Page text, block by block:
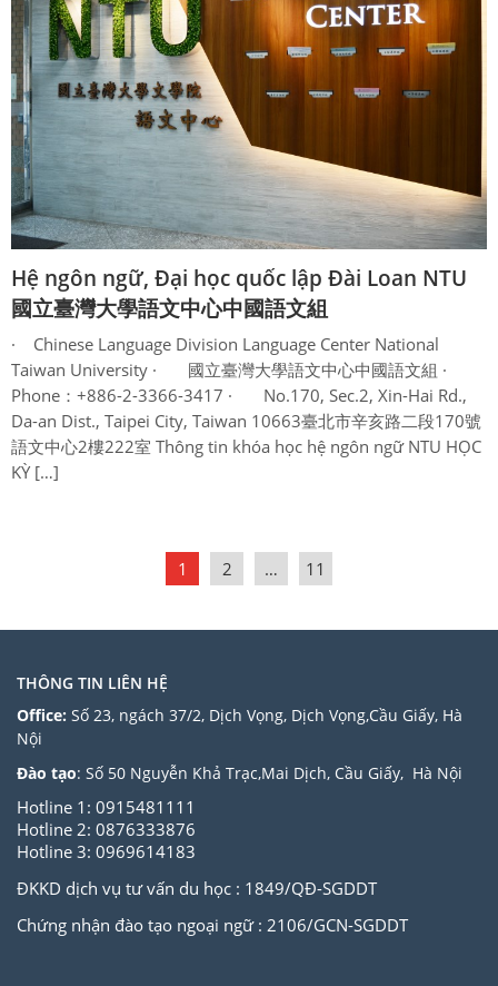
Hệ ngôn ngữ, Đại học quốc lập Đài Loan NTU
國立臺灣大學語文中心中國語文組
· Chinese Language Division Language Center National
Taiwan University · 國立臺灣大學語文中心中國語文組 ·
Phone：+886-2-3366-3417 · No.170, Sec.2, Xin-Hai Rd.,
Da-an Dist., Taipei City, Taiwan 10663臺北市辛亥路二段170號
語文中心2樓222室 Thông tin khóa học hệ ngôn ngữ NTU HỌC
KỲ […]
1 2 … 11
THÔNG TIN LIÊN HỆ
Office: Số 23, ngách 37/2, Dịch Vọng, Dịch Vọng,Cầu Giấy, Hà
Nội
Đào tạo: Số 50 Nguyễn Khả Trạc,Mai Dịch, Cầu Giấy, Hà Nội
Hotline 1: 0915481111
Hotline 2: 0876333876
Hotline 3: 0969614183
ĐKKD dịch vụ tư vấn du học : 1849/QĐ-SGDDT
Chứng nhận đào tạo ngoại ngữ : 2106/GCN-SGDDT